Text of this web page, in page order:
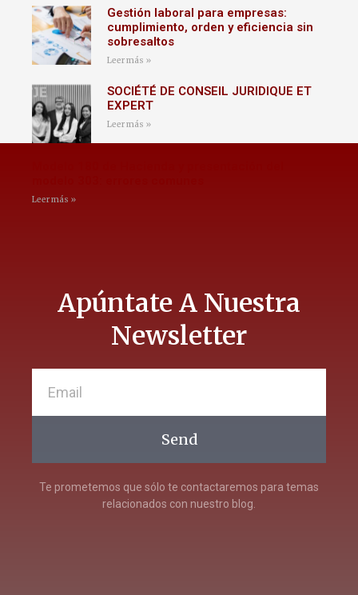
Gestión laboral para empresas:
cumplimiento, orden y eficiencia sin
sobresaltos
Leer más »
SOCIÉTÉ DE CONSEIL JURIDIQUE ET
EXPERT
Leer más »
Leer más »
Apúntate A Nuestra
Newsletter
Send
Te prometemos que sólo te contactaremos para temas
relacionados con nuestro blog.